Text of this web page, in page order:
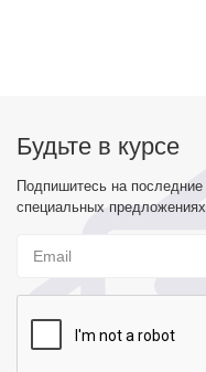
Будьте в курсе
Подпишитесь на последние
специальных